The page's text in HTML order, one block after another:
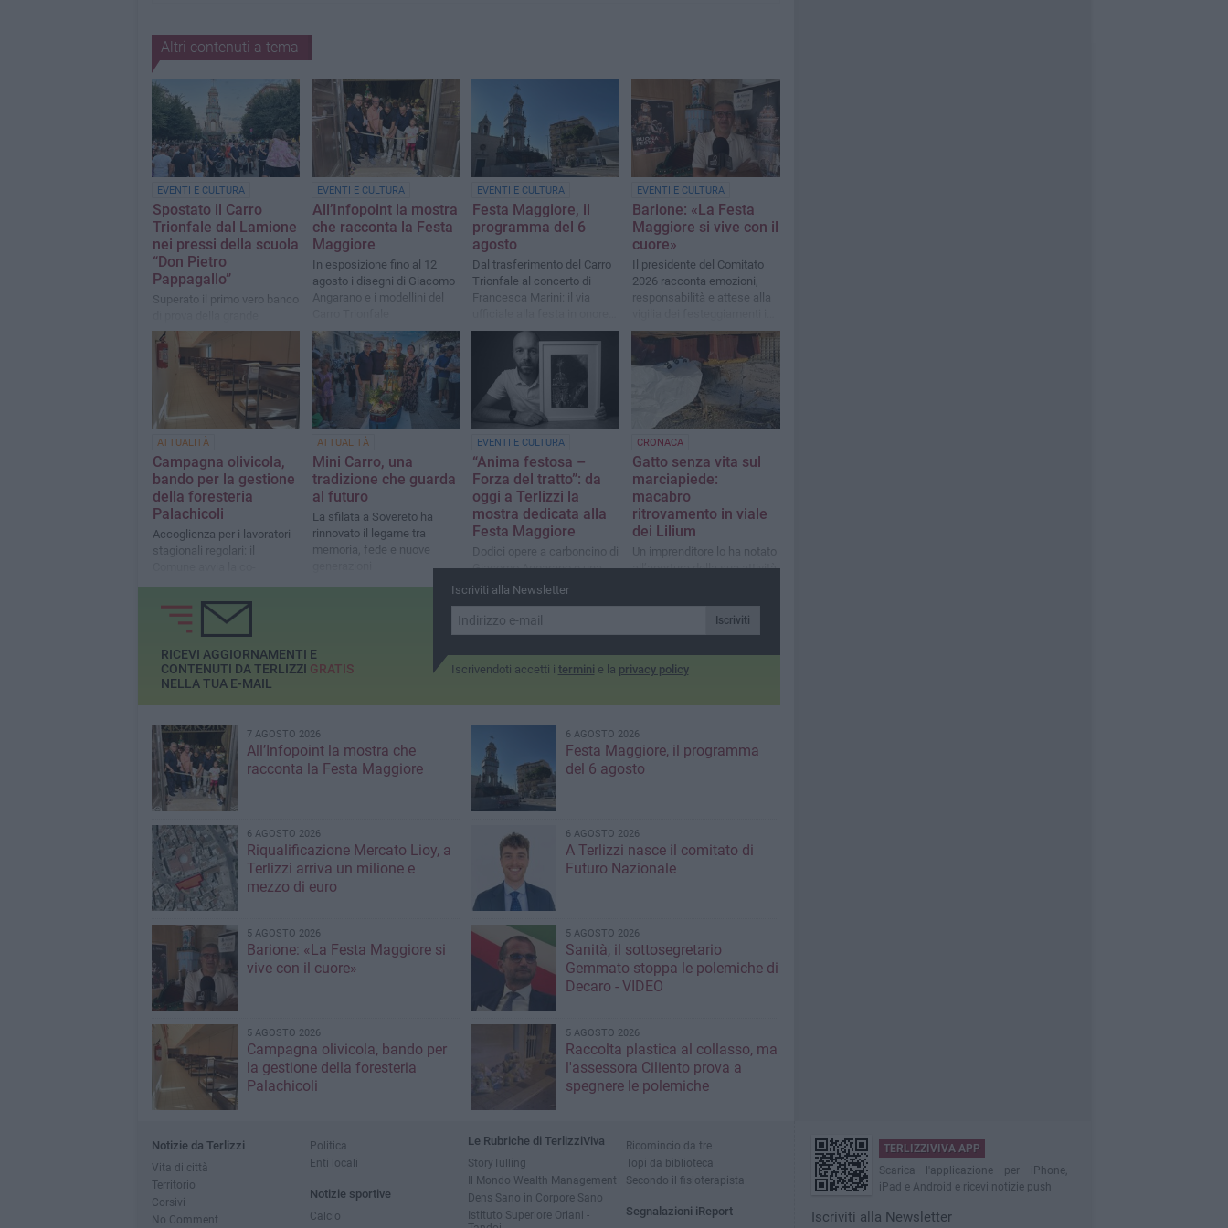
Altri contenuti a tema
EVENTI E CULTURA
Spostato il Carro
Trionfale dal Lamione
nei pressi della scuola
“Don Pietro
Pappagallo”
Superato il primo vero banco
Macchina da Festa in vista
della solenne processione
EVENTI E CULTURA
All’Infopoint la mostra
che racconta la Festa
Maggiore
In esposizione fino al 12
agosto i disegni di Giacomo
Angarano e i modellini del
EVENTI E CULTURA
Festa Maggiore, il
programma del 6
agosto
Dal trasferimento del Carro
Trionfale al concerto di
Francesca Marini: il via
di Maria SS. di Sovereto
EVENTI E CULTURA
Barione: «La Festa
Maggiore si vive con il
cuore»
Il presidente del Comitato
2026 racconta emozioni,
responsabilità e attese alla
onore di Maria SS di
ATTUALITÀ
Campagna olivicola,
bando per la gestione
della foresteria
Palachicoli
Accoglienza per i lavoratori
stagionali regolari: il
ATTUALITÀ
Mini Carro, una
tradizione che guarda
al futuro
La sfilata a Sovereto ha
rinnovato il legame tra
memoria, fede e nuove
EVENTI E CULTURA
“Anima festosa –
Forza del tratto”: da
oggi a Terlizzi la
mostra dedicata alla
Festa Maggiore
Dodici opere a carboncino di
Giacomo Angarano e una
sezione dedicata al Carro
turistico
CRONACA
Gatto senza vita sul
marciapiede:
macabro
ritrovamento in viale
dei Lilium
Un imprenditore lo ha notato
all’apertura della sua attività
Iscriviti alla Newsletter
Iscriviti
Iscrivendoti accetti i termini e la privacy policy
RICEVI AGGIORNAMENTI E
CONTENUTI DA TERLIZZI GRATIS
NELLA TUA E-MAIL
7 AGOSTO 2026
All’Infopoint la mostra che
racconta la Festa Maggiore
6 AGOSTO 2026
Festa Maggiore, il programma
del 6 agosto
6 AGOSTO 2026
Riqualificazione Mercato Lioy, a
Terlizzi arriva un milione e
mezzo di euro
6 AGOSTO 2026
A Terlizzi nasce il comitato di
Futuro Nazionale
5 AGOSTO 2026
Barione: «La Festa Maggiore si
vive con il cuore»
5 AGOSTO 2026
Sanità, il sottosegretario
Gemmato stoppa le polemiche di
Decaro - VIDEO
5 AGOSTO 2026
Campagna olivicola, bando per
la gestione della foresteria
Palachicoli
5 AGOSTO 2026
Raccolta plastica al collasso, ma
l'assessora Ciliento prova a
spegnere le polemiche
Notizie da Terlizzi
Vita di città
Territorio
Corsivi
No Comment
Politica
Enti locali
Notizie sportive
Calcio
Le Rubriche di TerlizziViva
StoryTulling
Il Mondo Wealth Management
Dens Sano in Corpore Sano
Istituto Superiore Oriani -
Ricomincio da tre
Topi da biblioteca
Secondo il fisioterapista
Segnalazioni iReport
TERLIZZIVIVA APP
Scarica l'applicazione per iPhone,
iPad e Android e ricevi notizie push
Iscriviti alla Newsletter